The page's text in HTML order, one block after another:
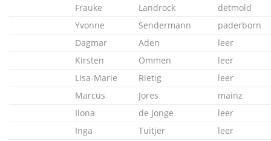
Frauke
Landrock
detmold
Yvonne
Sendermann
paderborn
Dagmar
Aden
leer
Kirsten
Ommen
leer
Lisa-Marie
Rietig
leer
Marcus
Jores
mainz
Ilona
de Jonge
leer
Inga
Tuitjer
leer